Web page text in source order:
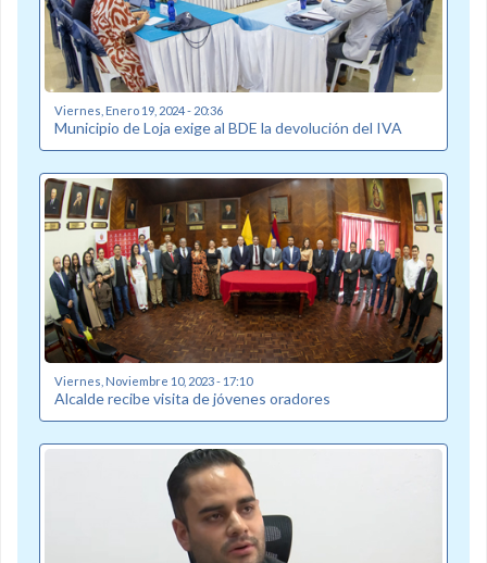
Viernes, Enero 19, 2024 - 20:36
Municipio de Loja exige al BDE la devolución del IVA
Viernes, Noviembre 10, 2023 - 17:10
Alcalde recibe visita de jóvenes oradores